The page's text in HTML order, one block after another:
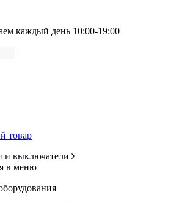
каждый день 10:00-19:00
товар
и выключатели
в меню